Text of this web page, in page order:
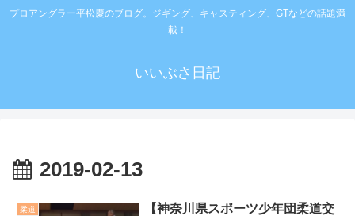
プロアングラー平松慶のブログ。ジギング、キャスティング、GTなどの話題満
載！
いいぶさ日記
2019-02-13
柔道
【神奈川県スポーツ少年団柔道交